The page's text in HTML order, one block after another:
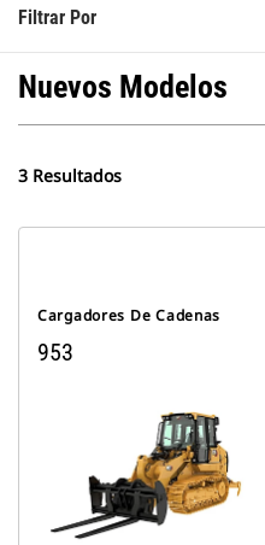
Filtrar Por
Nuevos Modelos
3 Resultados
Cargadores De Cadenas
953